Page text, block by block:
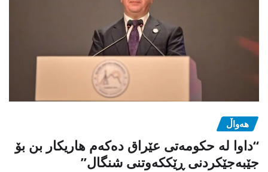
هەواڵ
“داوا لە حكومەتی عێراق دەكەم هاریكار بن بۆ
جێبەجێكردنی ڕێككەوتنی شنگال”